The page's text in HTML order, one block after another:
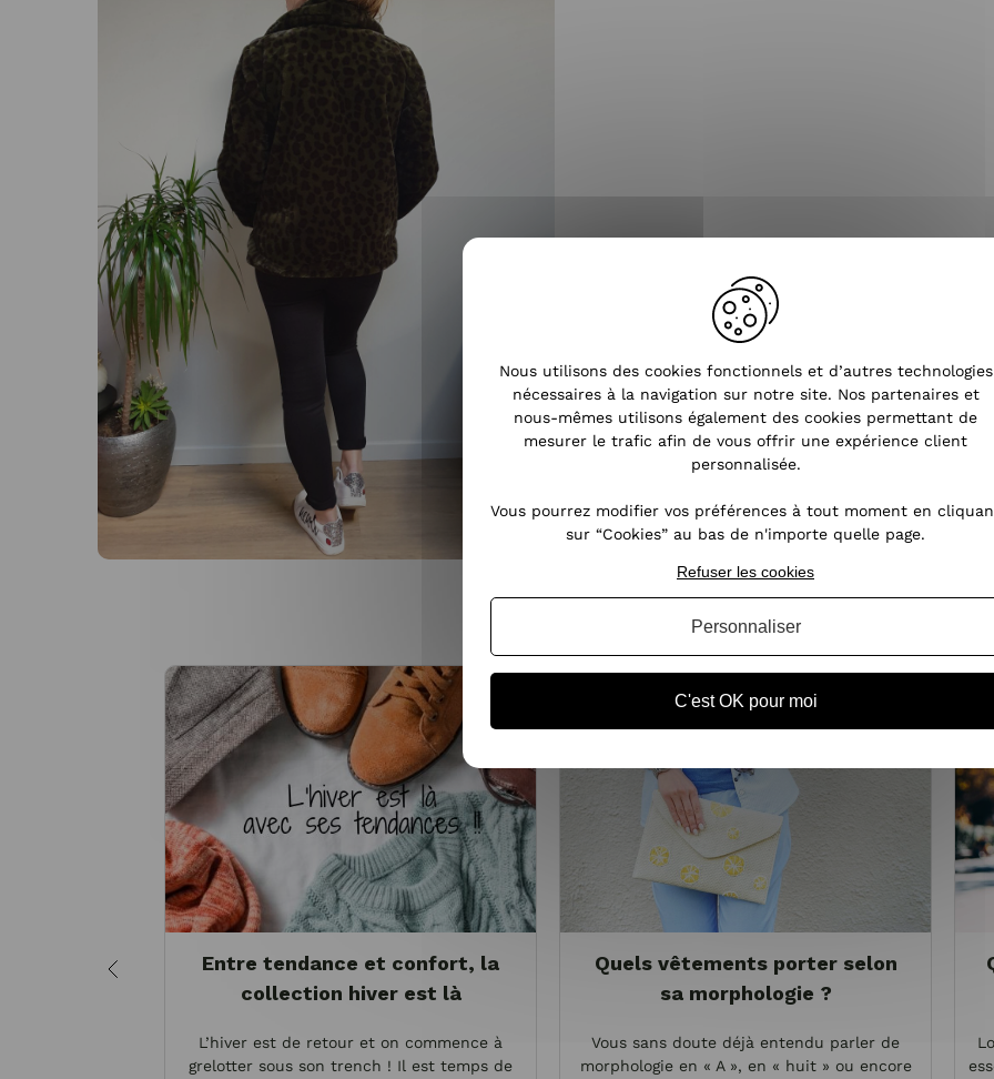
Tendances
Entre tendance et confort, la
collection hiver est là
L’hiver est de retour et on commence à
grelotter sous son trench ! Il est temps de
Quels vêtements porter selon
sa morphologie ?
Vous sans doute déjà entendu parler de
morphologie en « A », en « huit » ou encore
Nous utilisons des cookies fonctionnels et d’autres technologies
nécessaires à la navigation sur notre site. Nos partenaires et
nous-mêmes utilisons également des cookies permettant de
mesurer le trafic afin de vous offrir une expérience client
personnalisée.
Vous pourrez modifier vos préférences à tout moment en
sur “Cookies” au bas de n'importe quelle page.
C'est OK pour moi
Refuser les cookies
Personnaliser